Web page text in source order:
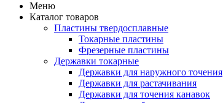
Меню
Каталог товаров
Пластины твердосплавные
Токарные пластины
Фрезерные пластины
Державки токарные
Державки для наружного точения
Державки для растачивания
Державки для точения канавок